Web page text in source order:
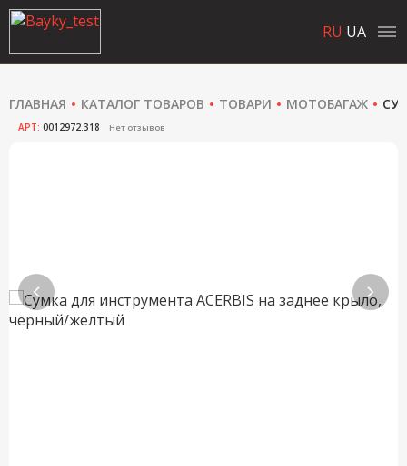
RU UA
ГЛАВНАЯ КАТАЛОГ ТОВАРОВ ТОВАРИ МОТОБАГАЖ
АРТ: 0012972.318 Нет отзывов